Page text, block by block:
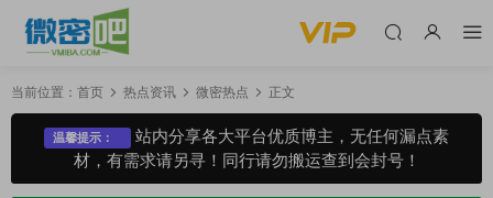
当前位置： 首页 热点资讯 微密热点 正文
温馨提示：
站内分享各大平台优质博主，无任何漏点素
材，有需求请另寻！同行请勿搬运查到会封号！